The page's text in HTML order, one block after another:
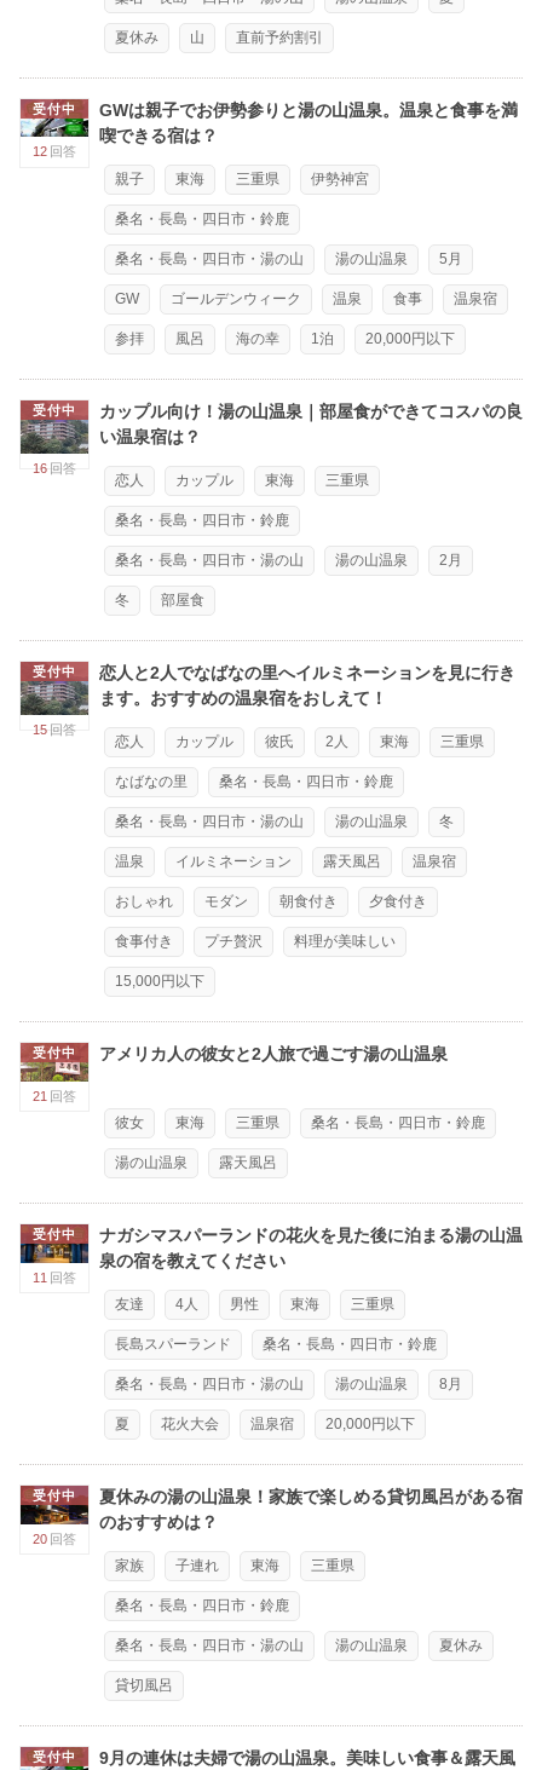
夏休み 山 直前予約割引
受付中
12 回答
GWは親子でお伊勢参りと湯の山温泉。温泉と食事を満
喫できる宿は？
親子 東海 三重県 伊勢神宮
桑名・長島・四日市・鈴鹿
桑名・長島・四日市・湯の山 湯の山温泉 5月
GW ゴールデンウィーク 温泉 食事 温泉宿
参拝 風呂 海の幸 1泊 20,000円以下
受付中
16 回答
カップル向け！湯の山温泉｜部屋食ができてコスパの良
い温泉宿は？
恋人 カップル 東海 三重県
桑名・長島・四日市・鈴鹿
桑名・長島・四日市・湯の山 湯の山温泉 2月
冬 部屋食
受付中
15 回答
恋人と2人でなばなの里へイルミネーションを見に行き
ます。おすすめの温泉宿をおしえて！
恋人 カップル 彼氏 2人 東海 三重県
なばなの里 桑名・長島・四日市・鈴鹿
桑名・長島・四日市・湯の山 湯の山温泉 冬
温泉 イルミネーション 露天風呂 温泉宿
おしゃれ モダン 朝食付き 夕食付き
食事付き プチ贅沢 料理が美味しい
15,000円以下
受付中
21 回答
アメリカ人の彼女と2人旅で過ごす湯の山温泉
彼女 東海 三重県 桑名・長島・四日市・鈴鹿
湯の山温泉 露天風呂
受付中
11 回答
ナガシマスパーランドの花火を見た後に泊まる湯の山温
泉の宿を教えてください
友達 4人 男性 東海 三重県
長島スパーランド 桑名・長島・四日市・鈴鹿
桑名・長島・四日市・湯の山 湯の山温泉 8月
夏 花火大会 温泉宿 20,000円以下
受付中
20 回答
夏休みの湯の山温泉！家族で楽しめる貸切風呂がある宿
のおすすめは？
家族 子連れ 東海 三重県
桑名・長島・四日市・鈴鹿
桑名・長島・四日市・湯の山 湯の山温泉 夏休み
貸切風呂
受付中
9月の連休は夫婦で湯の山温泉。美味しい食事＆露天風